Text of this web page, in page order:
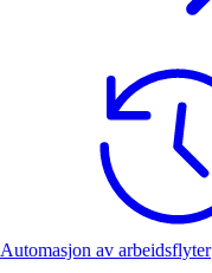
Automasjon av arbeidsflyter